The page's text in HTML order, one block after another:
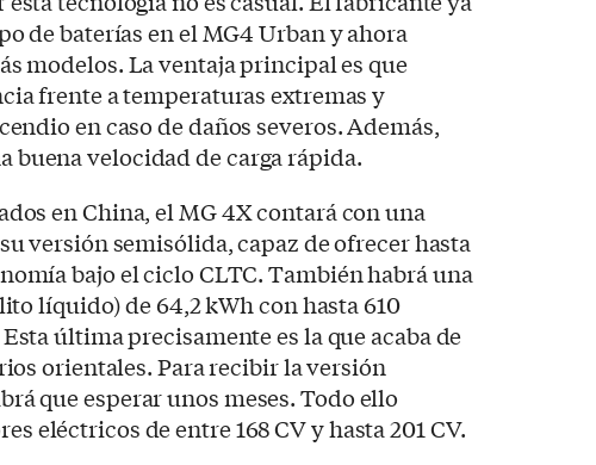
de baterías en el MG4 Urban y ahora
modelos. La ventaja principal es que
frente a temperaturas extremas y
en caso de daños severos. Además,
buena velocidad de carga rápida.
en China, el MG 4X contará con una
versión semisólida, capaz de ofrecer hasta
bajo el ciclo CLTC. También habrá una
líquido) de 64,2 kWh con hasta 610
última precisamente es la que acaba de
orientales. Para recibir la versión
que esperar unos meses. Todo ello
eléctricos de entre 168 CV y hasta 201 CV.